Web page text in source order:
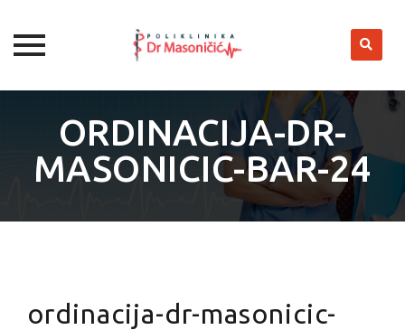
ORDINACIJA-DR-
MASONICIC-BAR-24
ordinacija-dr-masonicic-